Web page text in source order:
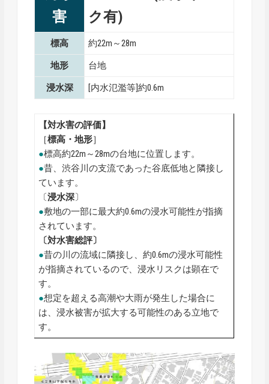
害
ク有)
標高 約22m～28m
地形 台地
浸水深 [内水氾濫等]約0.6m
【対水害の評価】
［標高・地形］
●標高約22m～28mの台地に位置します。
●昔、渋谷川の支流であった谷底低地と隣接し
ています。
〔浸水深〕
●敷地の一部に最大約0.6mの浸水可能性が指摘
されています。
〔対水害総評〕
●昔の川の流域に隣接し、約0.6mの浸水可能性
が指摘されているので、浸水リスクは顕在で
す。
●想定を超える高潮や大雨が発生した場合に
は、浸水被害が拡大する可能性のある立地で
す。